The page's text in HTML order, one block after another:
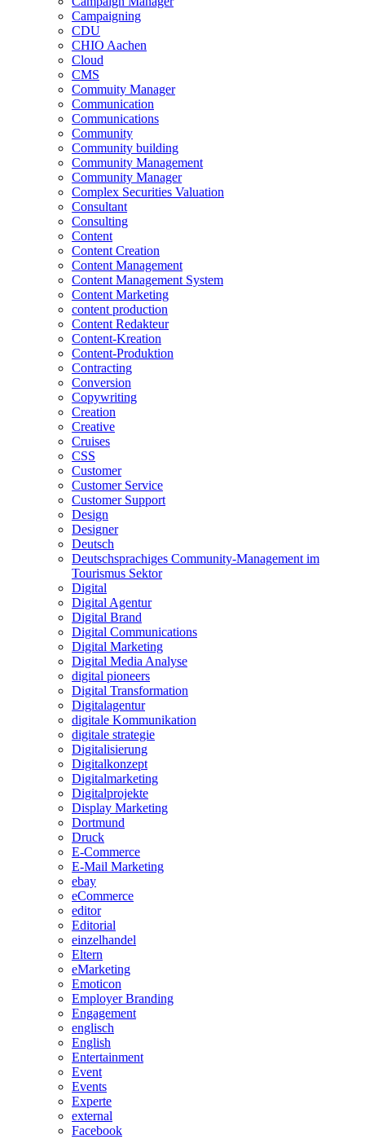
Campaigning
CDU
CHIO Aachen
Cloud
CMS
Commuity Manager
Communication
Communications
Community
Community building
Community Management
Community Manager
Complex Securities Valuation
Consultant
Consulting
Content
Content Creation
Content Management
Content Management System
Content Marketing
content production
Content Redakteur
Content-Kreation
Content-Produktion
Contracting
Conversion
Copywriting
Creation
Creative
Cruises
CSS
Customer
Customer Service
Customer Support
Design
Designer
Deutsch
Deutschsprachiges Community-Management im
Tourismus Sektor
Digital
Digital Agentur
Digital Brand
Digital Communications
Digital Marketing
Digital Media Analyse
digital pioneers
Digital Transformation
Digitalagentur
digitale Kommunikation
digitale strategie
Digitalisierung
Digitalkonzept
Digitalmarketing
Digitalprojekte
Display Marketing
Dortmund
Druck
E-Commerce
E-Mail Marketing
ebay
eCommerce
editor
Editorial
einzelhandel
Eltern
eMarketing
Emoticon
Employer Branding
Engagement
englisch
English
Entertainment
Event
Events
Experte
external
Facebook